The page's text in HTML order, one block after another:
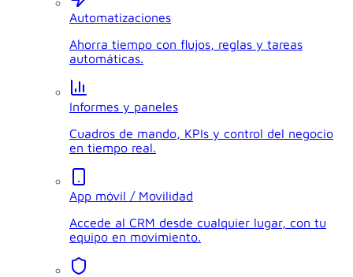
Automatizaciones
Ahorra tiempo con flujos, reglas y tareas
automáticas.
Informes y paneles
Cuadros de mando, KPIs y control del negocio
en tiempo real.
App móvil / Movilidad
Accede al CRM desde cualquier lugar, con tu
equipo en movimiento.